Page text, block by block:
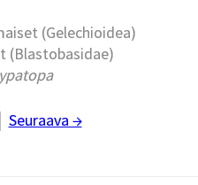
(Gelechioidea)
(Blastobasidae)
Seuraava →